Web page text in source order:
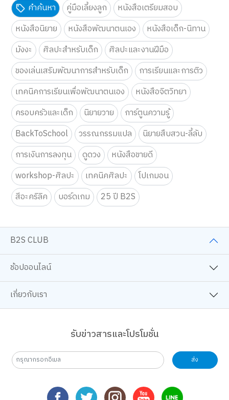
คำค้นหา คู่มือเลี้ยงลูก
หนังสือเตรียมสอบ
หนังสือนิยาย
หนังสือพัฒนาตนเอง
หนังสือเด็ก-นิทาน
มังงะ
ศิลปะสำหรับเด็ก
ศิลปะและงานฝีมือ
ของเล่นเสริมพัฒนาการสำหรับเด็ก
การเรียนและการติว
เทคนิคการเรียนเพื่อพัฒนาตนเอง
หนังสือจิตวิทยา
ครอบครัวและเด็ก
นิยายวาย
การ์ตูนความรู้
BackToSchool
วรรณกรรมแปล
นิยายสืบสวน-ลี้ลับ
การเงินการลงทุน
ดูดวง
หนังสือขายดี
workshop-ศิลปะ
เทคนิคศิลปะ
โปเกมอน
สีอะคริลิค
บอร์ดเกม 25 ปี B2S
B2S CLUB
ช้อปออนไลน์
เกี่ยวกับเรา
รับข่าวสารและโปรโมชั่น
ส่ง